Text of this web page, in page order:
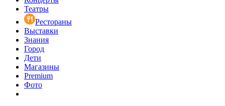
Театры
Рестораны
Выставки
Знания
Город
Дети
Магазины
Premium
Фото